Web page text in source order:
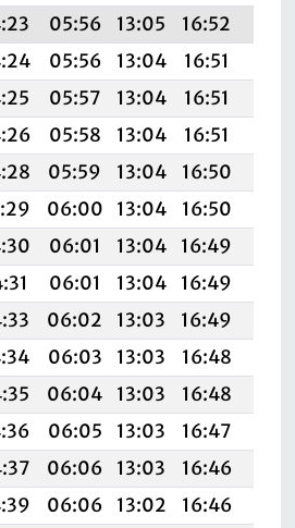
05:56 13:05 16:52
05:56 13:04 16:51
05:57 13:04 16:51
05:58 13:04 16:51
05:59 13:04 16:50
06:00 13:04 16:50
06:01 13:04 16:49
06:01 13:04 16:49
06:02 13:03 16:49
06:03 13:03 16:48
06:04 13:03 16:48
06:05 13:03 16:47
06:06 13:03 16:46
06:06 13:02 16:46